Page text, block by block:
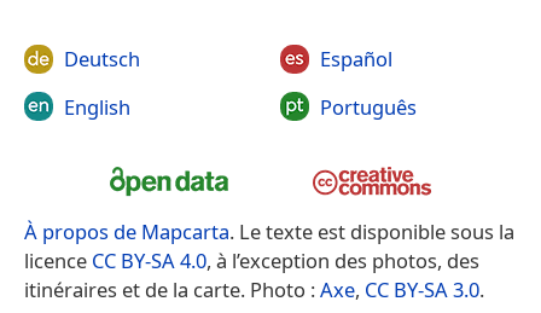
Deutsch
English
Español
Português
À propos de Mapcarta. Le texte est disponible sous la
licence CC BY-SA 4.0, à l’exception des photos, des
itinéraires et de la carte. Photo :Axe, CC BY-SA 3.0.